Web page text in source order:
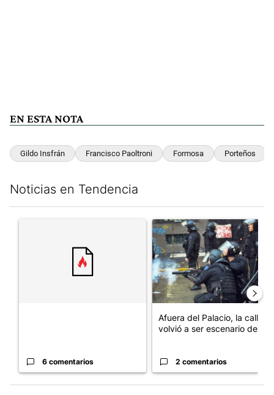
EN ESTA NOTA
Gildo Insfrán Francisco Paoltroni Formosa Porteños
Noticias en Tendencia
Un artículo de tendencia con el título "" con 6 comentarios.
6 comentarios
Un artículo de tendencia con
Afuera del Palacio, la calle
volvió a ser escenario de ...
2 comentarios